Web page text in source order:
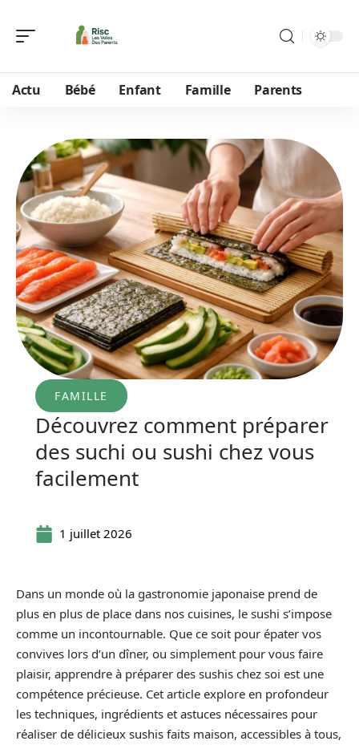
Actu Bébé Enfant Famille Parents
FAMILLE
Découvrez comment préparer
des suchi ou sushi chez vous
facilement
1 juillet 2026
Dans un monde où la gastronomie japonaise prend de
plus en plus de place dans nos cuisines, le sushi s’impose
comme un incontournable. Que ce soit pour épater vos
convives lors d’un dîner, ou simplement pour vous faire
plaisir, apprendre à préparer des sushis chez soi est une
compétence précieuse. Cet article explore en profondeur
les techniques, ingrédients et astuces nécessaires pour
réaliser de délicieux sushis faits maison, accessibles à tous,